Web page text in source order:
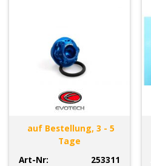
auf Bestellung, 3 - 5
Tage
Art-Nr:
253311